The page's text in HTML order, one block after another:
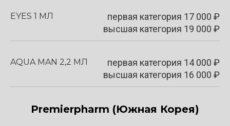
EYES 1 МЛ первая категория 17 000 ₽
высшая категория 19 000 ₽
AQUA MAN 2,2 МЛ первая категория 14 000 ₽
высшая категория 16 000 ₽
Premierpharm (Южная Корея)